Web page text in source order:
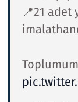
📍21 adet